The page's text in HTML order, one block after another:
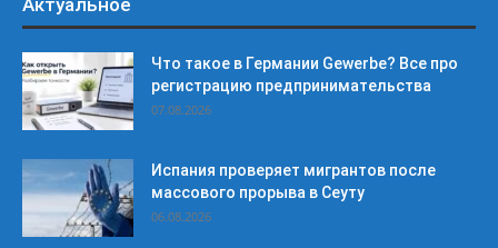
Что такое в Германии Gewerbe? Все про
регистрацию предпринимательства
07.08.2026
Испания проверяет мигрантов после
массового прорыва в Сеуту
06.08.2026